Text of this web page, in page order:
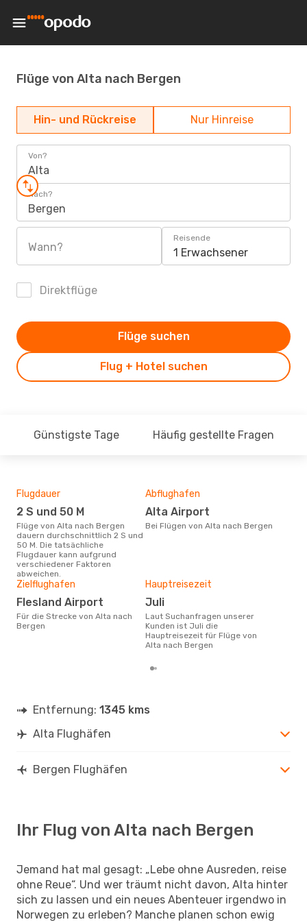
Flüge von Alta nach Bergen
Hin- und Rückreise Nur Hinreise
Von?
Alta
Nach?
Bergen
Wann?
Reisende
1 Erwachsener
Direktflüge
Flug + Hotel suchen
Flüge suchen
Günstigste Tage Häufig gestellte Fragen
Flugdauer
2 S und 50 M
Flüge von Alta nach Bergen
dauern durchschnittlich 2 S und
50 M. Die tatsächliche
Flugdauer kann aufgrund
verschiedener Faktoren
abweichen.
Abflughafen
Alta Airport
Bei Flügen von Alta nach Bergen
Zielflughafen
Flesland Airport
Für die Strecke von Alta nach
Bergen
Hauptreisezeit
Juli
Laut Suchanfragen unserer
Kunden ist Juli die
Hauptreisezeit für Flüge von
Alta nach Bergen
Entfernung: 1345 kms
Alta Flughäfen
Bergen Flughäfen
Ihr Flug von Alta nach Bergen
Jemand hat mal gesagt: „Lebe ohne Ausreden, reise
ohne Reue“. Und wer träumt nicht davon, Alta hinter
sich zu lassen und ein neues Abenteuer irgendwo in
Norwegen zu erleben? Manche planen schon ewig